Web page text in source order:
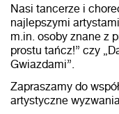
Nasi tancerze i
najlepszymi
m.in. osoby znane z
prostu tańcz!” czy
Gwiazdami”.
Zapraszamy do
artystyczne